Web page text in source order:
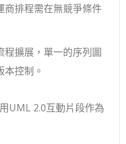
商排程需在無競爭條件
程擴展，單一的序列圖
控制。
UML 2.0互動片段作為